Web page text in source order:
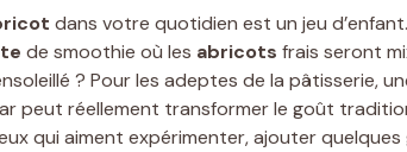
dans votre quotidien est un jeu
de smoothie où les abricots frais seront
? Pour les adeptes de la pâtisserie,
peut réellement transformer le goût
qui aiment expérimenter, ajouter